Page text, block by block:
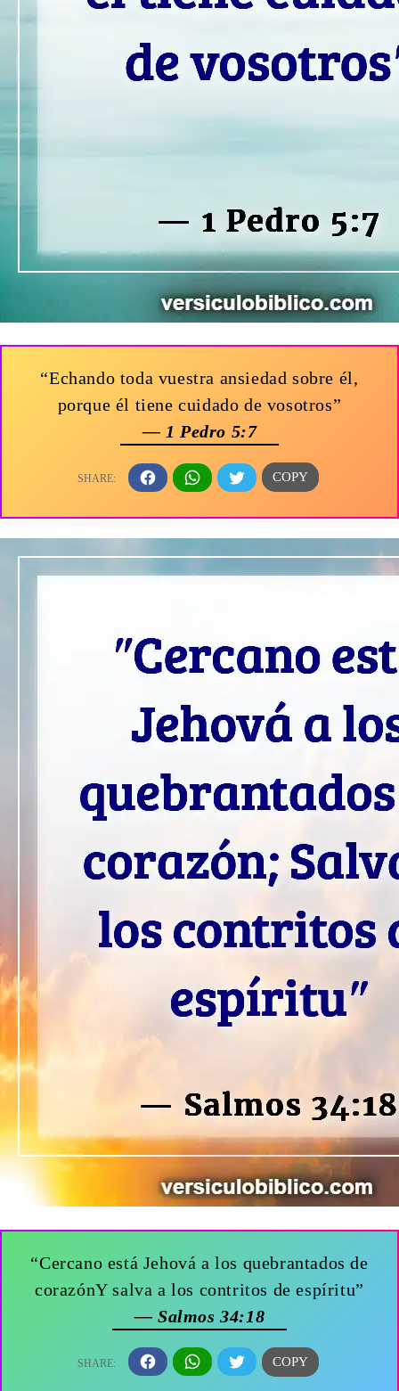
“Echando toda vuestra ansiedad sobre él,
porque él tiene cuidado de vosotros”
— 1 Pedro 5:7
“Cercano está Jehová a los quebrantados de
corazónY salva a los contritos de espíritu”
— Salmos 34:18